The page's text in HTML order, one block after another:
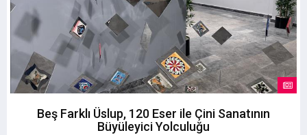
Beş Farklı Üslup, 120 Eser ile Çini Sanatının
Büyüleyici Yolculuğu